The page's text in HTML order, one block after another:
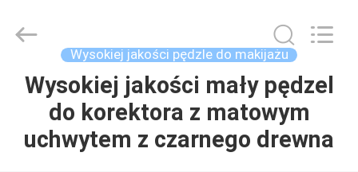
DOM
PRODUKTY
Cosmetics
Reserved.
Wysokiej jakości pędzle do makijażu
Wysokiej jakości mały pędzel
do korektora z matowym
uchwytem z czarnego drewna